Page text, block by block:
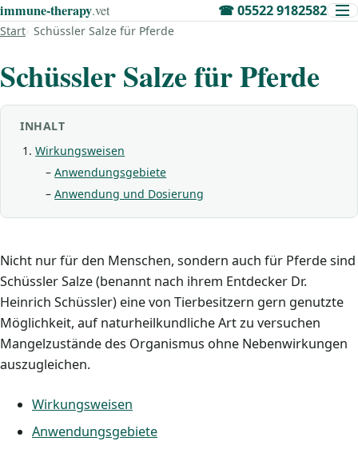
immune‑therapy.vet ☎05522 9182582
Start Schüssler Salze für Pferde
Schüssler Salze für Pferde
INHALT
Wirkungsweisen
Anwendungsgebiete
Anwendung und Dosierung
Nicht nur für den Menschen, sondern auch für Pferde sind
Schüssler Salze (benannt nach ihrem Entdecker Dr.
Heinrich Schüssler) eine von Tierbesitzern gern genutzte
Möglichkeit, auf naturheilkundliche Art zu versuchen
Mangelzustände des Organismus ohne Nebenwirkungen
auszugleichen.
Wirkungsweisen
Anwendungsgebiete